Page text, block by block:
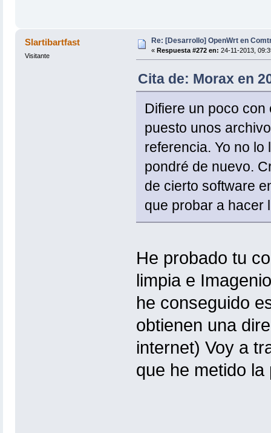
Slartibartfast
Visitante
Re: [Desarrollo] OpenWrt en
« Respuesta #272 en: 24-11-2013,
Cita de: Morax en
Difiere un poco con
puesto unos
referencia. Yo no
pondré de nuevo.
de cierto software
que probar a hacer
He probado tu
limpia e
he conseguido
obtienen una
internet) Voy a
que he metido